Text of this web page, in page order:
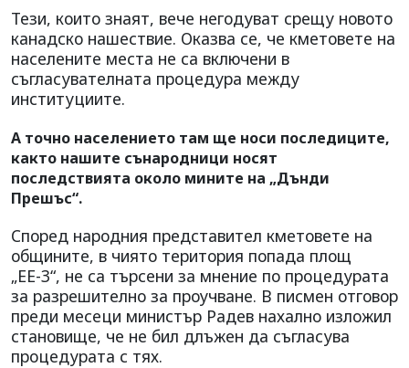
Тези, които знаят, вече негодуват срещу новото
канадско нашествие. Оказва се, че кметовете на
населените места не са включени в
съгласувателната процедура между
институциите.
А точно населението там ще носи последиците,
както нашите сънародници носят
последствията около мините на „Дънди
Прешъс“.
Според народния представител кметовете на
общините, в чиято територия попада площ
„ЕЕ-3“, не са търсени за мнение по процедурата
за разрешително за проучване. В писмен отговор
преди месеци министър Радев нахално изложил
становище, че не бил длъжен да съгласува
процедурата с тях.